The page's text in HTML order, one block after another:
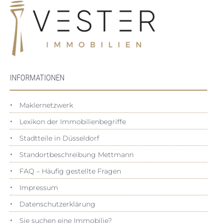
INFORMATIONEN
Maklernetzwerk
Lexikon der Immobilienbegriffe
Stadtteile in Düsseldorf
Standortbeschreibung Mettmann
FAQ – Häufig gestellte Fragen
Impressum
Datenschutz­erklärung
Sie suchen eine Immobilie?